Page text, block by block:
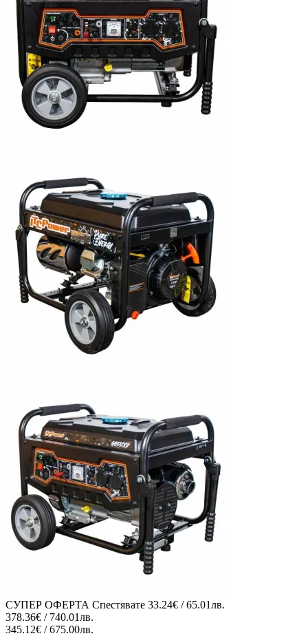
СУПЕР ОФЕРТА Спестявате 33.24€ / 65.01лв.
378.36€ / 740.01лв.
345.12€ / 675.00лв.